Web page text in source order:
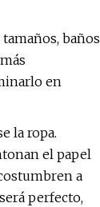
baños
en
la ropa.
el papel
a
perfecto,